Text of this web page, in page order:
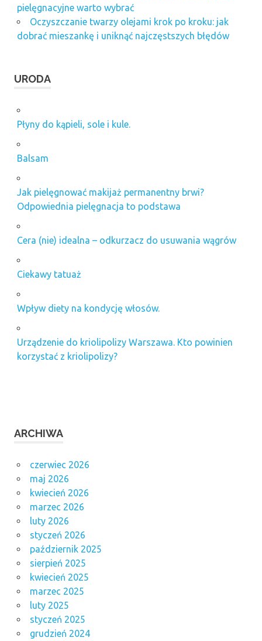
pielęgnacyjne warto wybrać
Oczyszczanie twarzy olejami krok po kroku: jak
dobrać mieszankę i uniknąć najczęstszych błędów
URODA
Płyny do kąpieli, sole i kule.
Balsam
Jak pielęgnować makijaż permanentny brwi?
Odpowiednia pielęgnacja to podstawa
Cera (nie) idealna – odkurzacz do usuwania wągrów
Ciekawy tatuaż
Wpływ diety na kondycję włosów.
Urządzenie do kriolipolizy Warszawa. Kto powinien
korzystać z kriolipolizy?
ARCHIWA
czerwiec 2026
maj 2026
kwiecień 2026
marzec 2026
luty 2026
styczeń 2026
październik 2025
sierpień 2025
kwiecień 2025
marzec 2025
luty 2025
styczeń 2025
grudzień 2024